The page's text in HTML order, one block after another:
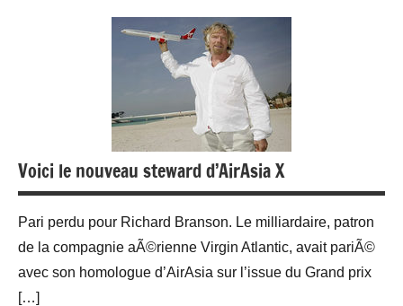
Voici le nouveau steward d’AirAsia X
Pari perdu pour Richard Branson. Le milliardaire, patron
de la compagnie aÃ©rienne Virgin Atlantic, avait pariÃ©
avec son homologue d’AirAsia sur l’issue du Grand prix
[…]